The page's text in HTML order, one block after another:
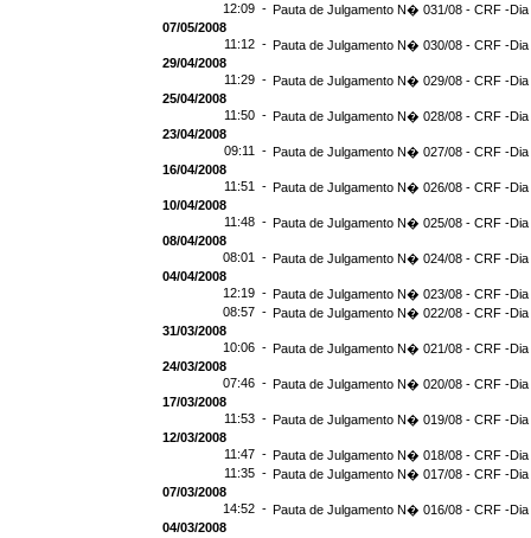
12:09 - Pauta de Julgamento N� 031/08 - CRF -Dia
07/05/2008
11:12 - Pauta de Julgamento N� 030/08 - CRF -Dia
29/04/2008
11:29 - Pauta de Julgamento N� 029/08 - CRF -Dia
25/04/2008
11:50 - Pauta de Julgamento N� 028/08 - CRF -Dia
23/04/2008
09:11 - Pauta de Julgamento N� 027/08 - CRF -Dia
16/04/2008
11:51 - Pauta de Julgamento N� 026/08 - CRF -Dia
10/04/2008
11:48 - Pauta de Julgamento N� 025/08 - CRF -Dia
08/04/2008
08:01 - Pauta de Julgamento N� 024/08 - CRF -Dia
04/04/2008
12:19 - Pauta de Julgamento N� 023/08 - CRF -Dia
08:57 - Pauta de Julgamento N� 022/08 - CRF -Dia
31/03/2008
10:06 - Pauta de Julgamento N� 021/08 - CRF -Dia
24/03/2008
07:46 - Pauta de Julgamento N� 020/08 - CRF -Dia
17/03/2008
11:53 - Pauta de Julgamento N� 019/08 - CRF -Dia
12/03/2008
11:47 - Pauta de Julgamento N� 018/08 - CRF -Dia
11:35 - Pauta de Julgamento N� 017/08 - CRF -Dia
07/03/2008
14:52 - Pauta de Julgamento N� 016/08 - CRF -Dia
04/03/2008